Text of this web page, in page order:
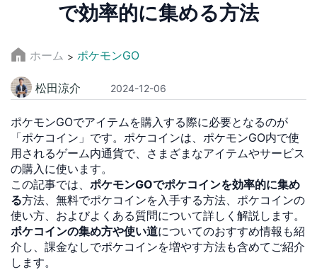
で効率的に集める方法
ホーム > ポケモンGO
松田涼介 2024-12-06
ポケモンGOでアイテムを購入する際に必要となるのが
「ポケコイン」です。ポケコインは、ポケモンGO内で使
用されるゲーム内通貨で、さまざまなアイテムやサービス
の購入に使います。
この記事では、 ポケモンGOでポケコインを効率的に集め
る方法、無料でポケコインを入手する方法、ポケコインの
使い方、およびよくある質問について詳しく解説します。
ポケコインの集め方や使い道についてのおすすめ情報も紹
介し、課金なしでポケコインを増やす方法も含めてご紹介
します。